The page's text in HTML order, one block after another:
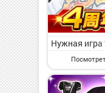
Нужная игра